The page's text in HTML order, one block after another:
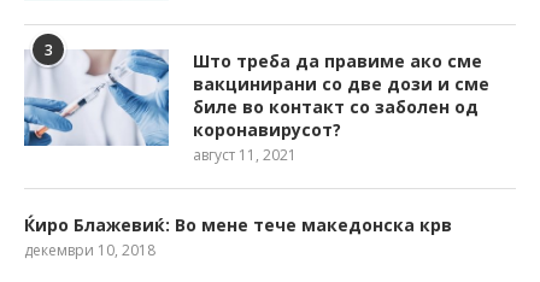
3
Што треба да правиме ако сме
вакцинирани со две дози и сме
биле во контакт со заболен од
коронавирусот?
август 11, 2021
Ќиро Блажевиќ: Во мене тече македонска крв
декември 10, 2018